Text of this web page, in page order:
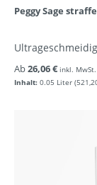
Peggy Sage
Inhalt: 0.05 Liter
Ab26,06 € inkl.